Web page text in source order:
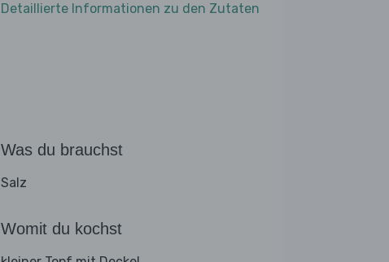
Detaillierte Informationen zu den Zutaten
Was du brauchst
Salz
Womit du kochst